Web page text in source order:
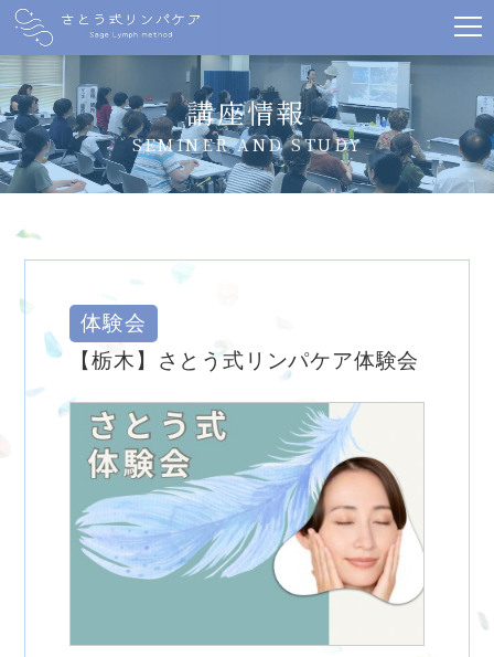
講座情報
SEMINER AND STUDY
体験会
【栃木】さとう式リンパケア体験会